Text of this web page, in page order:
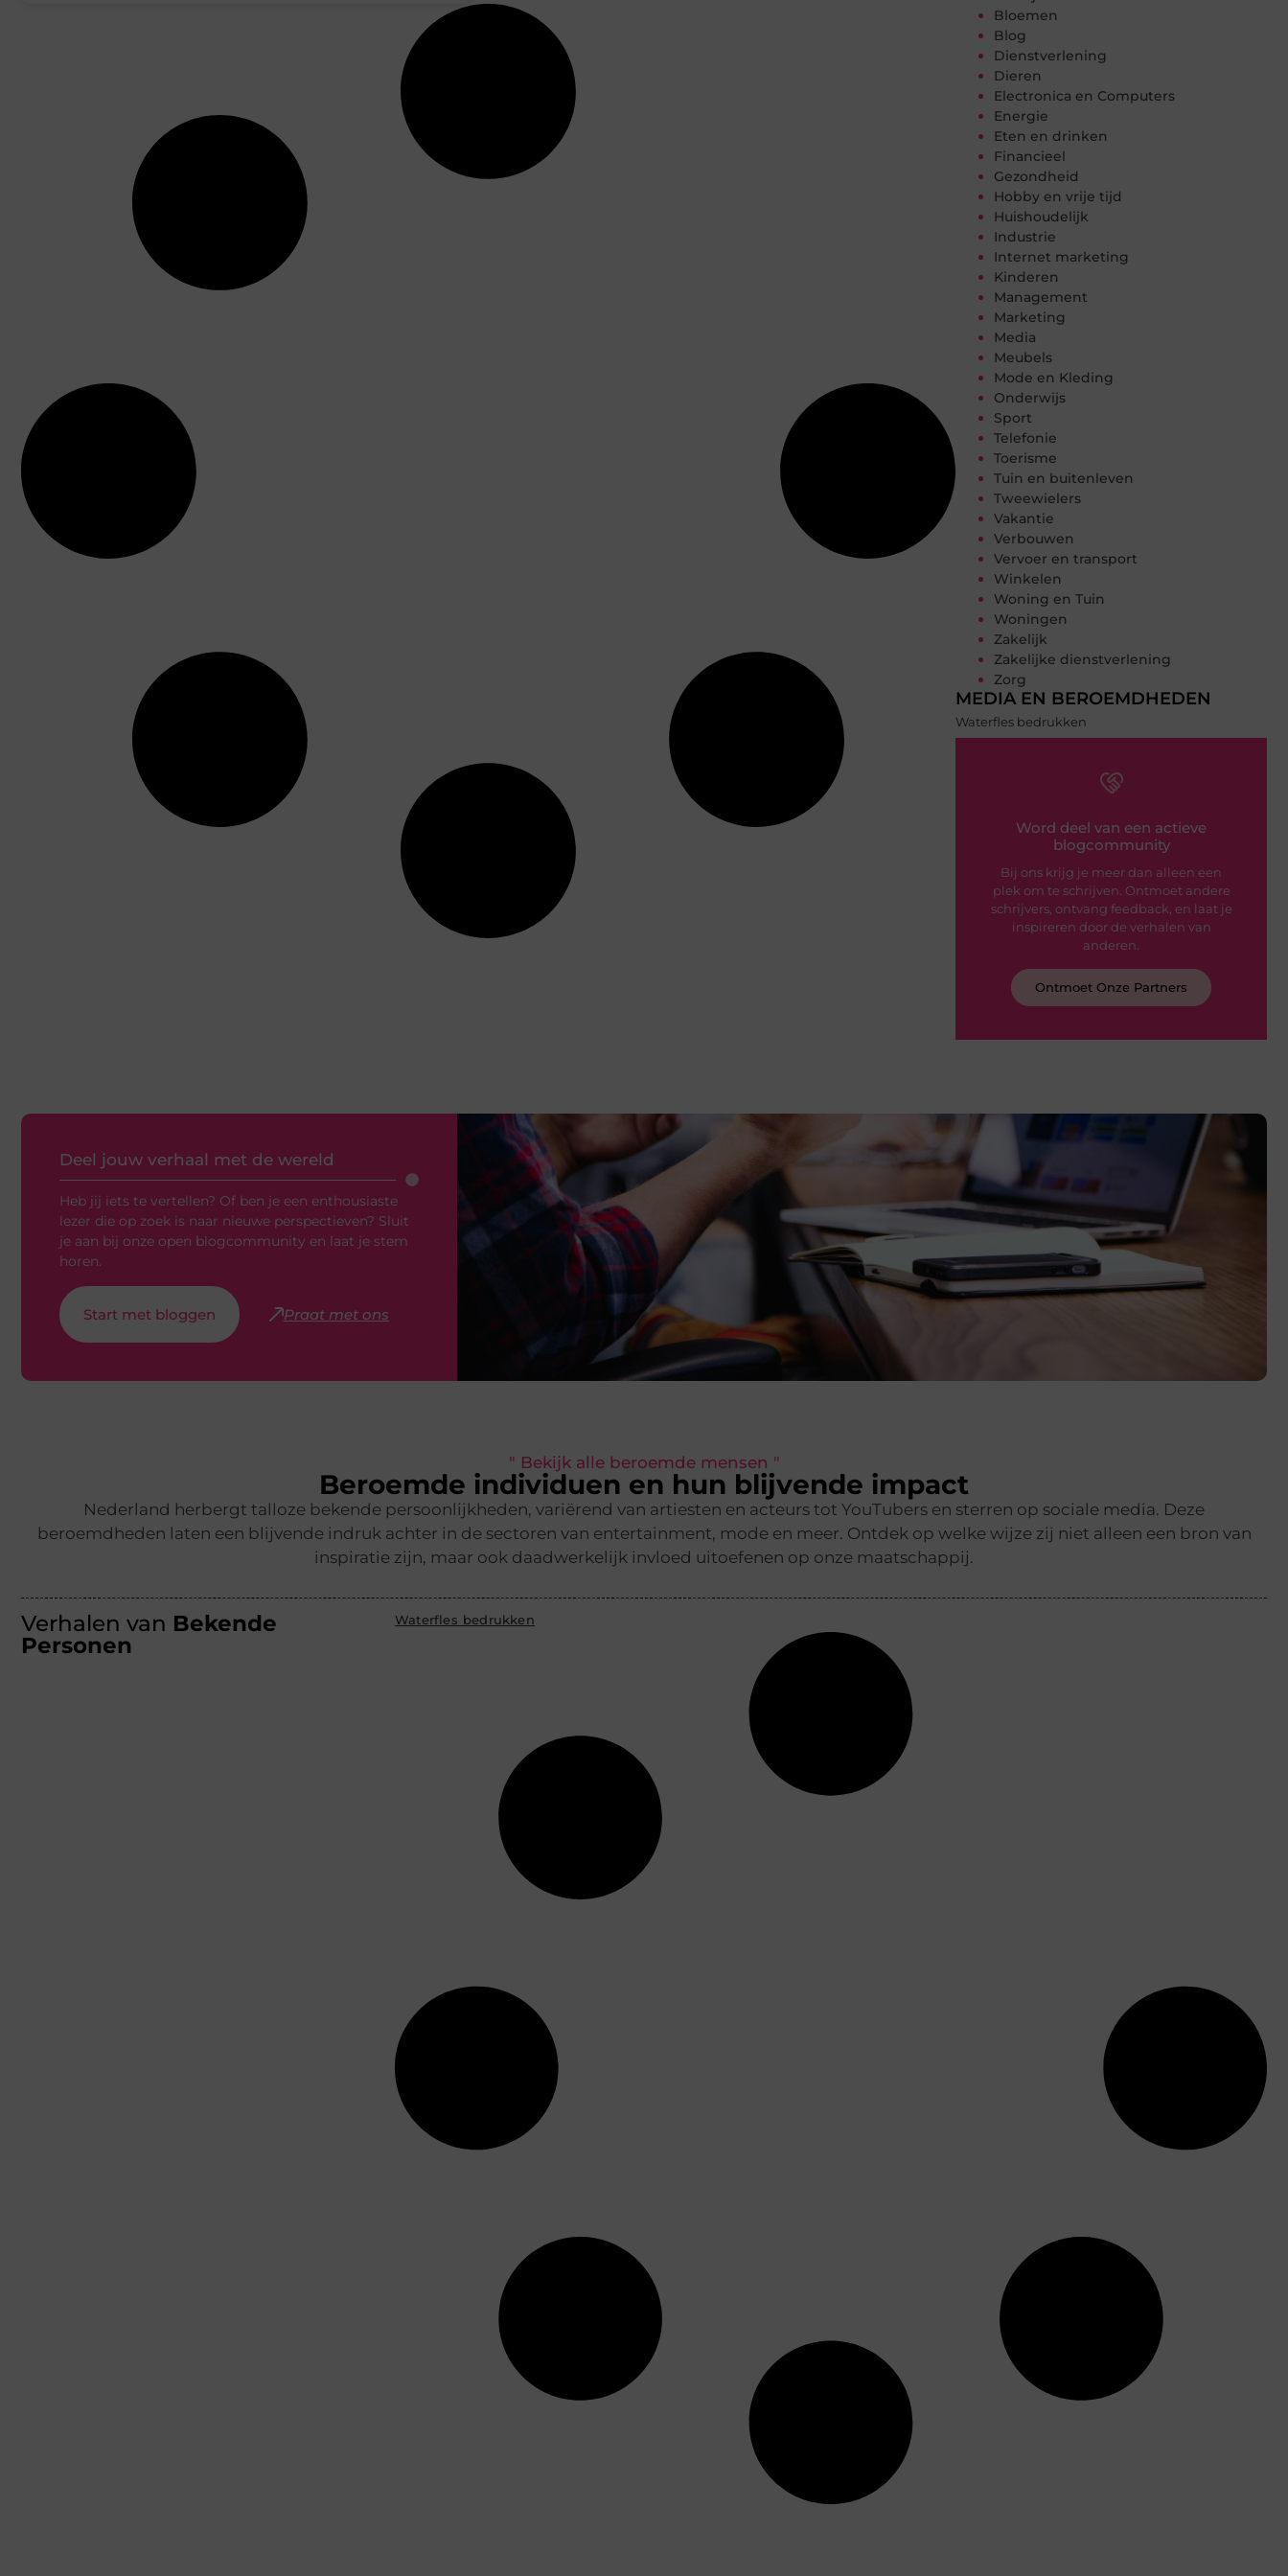
Bloemen
Blog
Dienstverlening
Dieren
Electronica en Computers
Energie
Eten en drinken
Financieel
Gezondheid
Hobby en vrije tijd
Huishoudelijk
Industrie
Internet marketing
Kinderen
Management
Marketing
Media
Meubels
Mode en Kleding
Onderwijs
Sport
Telefonie
Toerisme
Tuin en buitenleven
Tweewielers
Vakantie
Verbouwen
Vervoer en transport
Winkelen
Woning en Tuin
Woningen
Zakelijk
Zakelijke dienstverlening
Zorg
MEDIA EN BEROEMDHEDEN
Waterfles bedrukken
Word deel van een actieve
blogcommunity
Bij ons krijg je meer dan alleen een
plek om te schrijven. Ontmoet andere
schrijvers, ontvang feedback, en laat je
inspireren door de verhalen van
anderen.
Ontmoet Onze Partners
Deel jouw verhaal met de wereld
Heb jij iets te vertellen? Of ben je een enthousiaste
lezer die op zoek is naar nieuwe perspectieven? Sluit
je aan bij onze open blogcommunity en laat je stem
horen.
Start met bloggen Praat met ons
" Bekijk alle beroemde mensen "
Beroemde individuen en hun blijvende impact
Nederland herbergt talloze bekende persoonlijkheden, variërend van artiesten en acteurs tot YouTubers en sterren op sociale media. Deze
beroemdheden laten een blijvende indruk achter in de sectoren van entertainment, mode en meer. Ontdek op welke wijze zij niet alleen een bron van
inspiratie zijn, maar ook daadwerkelijk invloed uitoefenen op onze maatschappij.
Verhalen van Bekende
Personen
Waterfles bedrukken